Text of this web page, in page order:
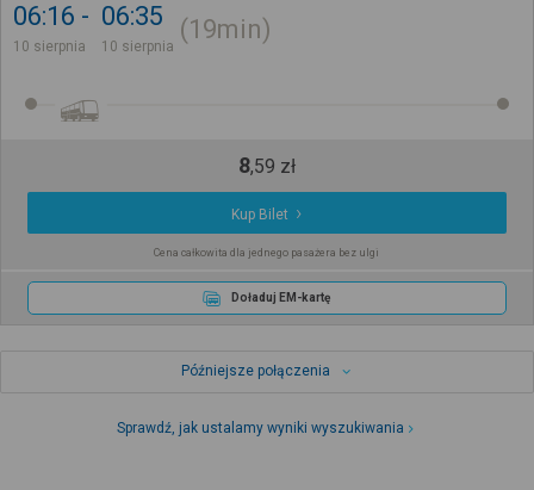
06:16
10 sierpnia
06:35
10 sierpnia
19min
8,59 zł
Kup Bilet
Cena całkowita dla jednego pasażera bez ulgi
Doładuj EM-kartę
Późniejsze połączenia
Sprawdź, jak ustalamy wyniki wyszukiwania